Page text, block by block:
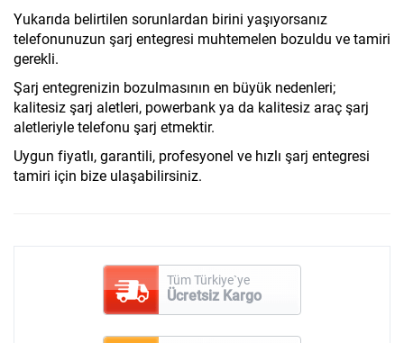
Yukarıda belirtilen sorunlardan birini yaşıyorsanız
telefonunuzun şarj entegresi muhtemelen bozuldu ve tamiri
gerekli.
Şarj entegrenizin bozulmasının en büyük nedenleri;
kalitesiz şarj aletleri, powerbank ya da kalitesiz araç şarj
aletleriyle telefonu şarj etmektir.
Uygun fiyatlı, garantili, profesyonel ve hızlı şarj entegresi
tamiri için bize ulaşabilirsiniz.
Tüm Türkiye`ye
Ücretsiz Kargo